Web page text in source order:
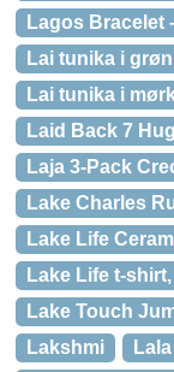
Lagos Bracelet
Lai tunika i
Lai tunika i
Laid Back 7
Laja 3-Pack
Lake Charles
Lake Life
Lake Life t-
Lake Touch
Lakshmi